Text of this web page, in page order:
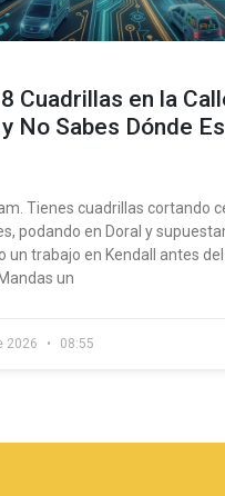
Cuadrillas en la
No Sabes Dónde
Tienes cuadrillas cortando
podando en Doral y
un trabajo en Kendall antes del
un
2026 08:55